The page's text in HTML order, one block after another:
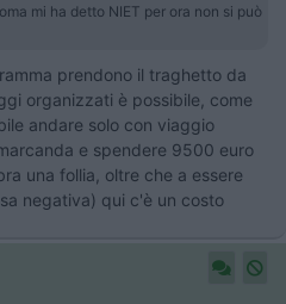
mi ha detto NIET per ora non si può
prendono il traghetto da
organizzati è possibile, come
andare solo con viaggio
e spendere 9500 euro
una follia, oltre che a essere
negativa) qui c'è un costo